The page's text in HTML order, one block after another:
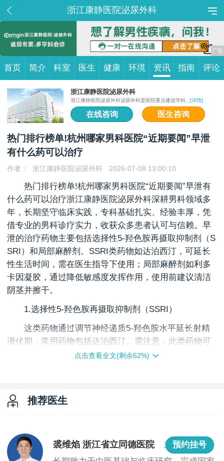
浙江康静医院泌尿外科
首页 简介 科室 医生 健康 环境 资讯 指南 评论
浙江康静医院泌尿外科
浙江康静医院泌尿外科泌尿外科是医院重点建设学科... [详情]
在线咨询 医生咨询
热门排行榜单!杭州哪家男科医院“近期要闻”早泄
有什么药可以治疗
作者： 浙江康静医院泌尿外科 2026-07-08 13:00:10
热门排行榜单!杭州哪家男科医院“近期要闻”早泄有
什么药可以治疗浙江康静医院泌尿外科深耕男科领域多
年，长期坚守临床实践，专科基础扎实、经验丰厚，凭
借专业的男科诊疗实力，收获众多患者认可与信赖。早
泄的治疗药物主要包括选择性5-羟色胺再摄取抑制剂（S
SRI）和局部麻醉剂。SSRI类药物如达泊西汀，可延长
性生活时间，需在医生指导下使用；局部麻醉剂如利多
卡因凝胶，通过降低敏感度发挥作用，使用前建议清洁
阴茎并擦干。
1.选择性5-羟色胺再摄取抑制剂（SSRI）
这类药物通过调节神经递质5-羟色胺水平延长射精
潜伏期，常用药物包括达泊西汀。需注意，此类药物可
能引起恶心、头痛等副作用，且不建议用于有癫痫史、
通过降低阴茎敏感度发挥作用，常见药物为利多卡
手，避免接触眼睛。
点击查看全文(剩余62%)
推荐医生
裘维焰 浙江省立同德医院 主任医师
预约挂号